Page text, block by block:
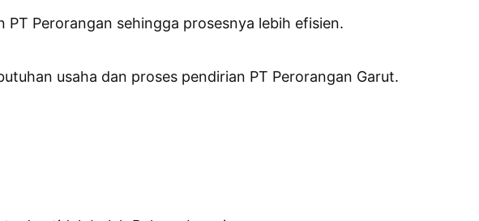
Perorangan sehingga prosesnya lebih efisien.
usaha dan proses pendirian PT Perorangan Garut.